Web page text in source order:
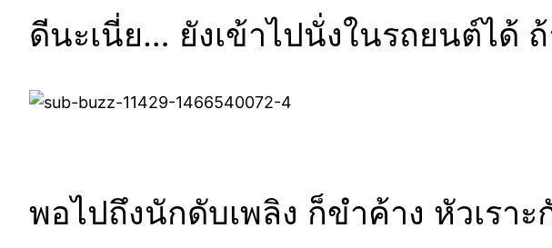
ดีนะเนี่ย… ยังเข้าไปนั่งในรถยนต์ได้
พอไปถึงนักดับเพลิง ก็ขำค้าง หัวเร